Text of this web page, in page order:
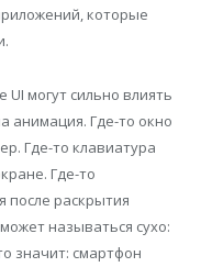
которые
могут сильно влиять
анимация. Где-то окно
Где-то клавиатура
Где-то
после раскрытия
называться сухо:
значит: смартфон